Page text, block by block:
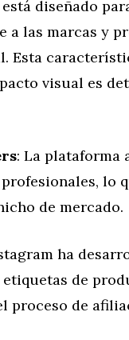
diseñado
las marcas y
Esta
visual es
: La plataforma
lo
de mercado.
ha
de
proceso de